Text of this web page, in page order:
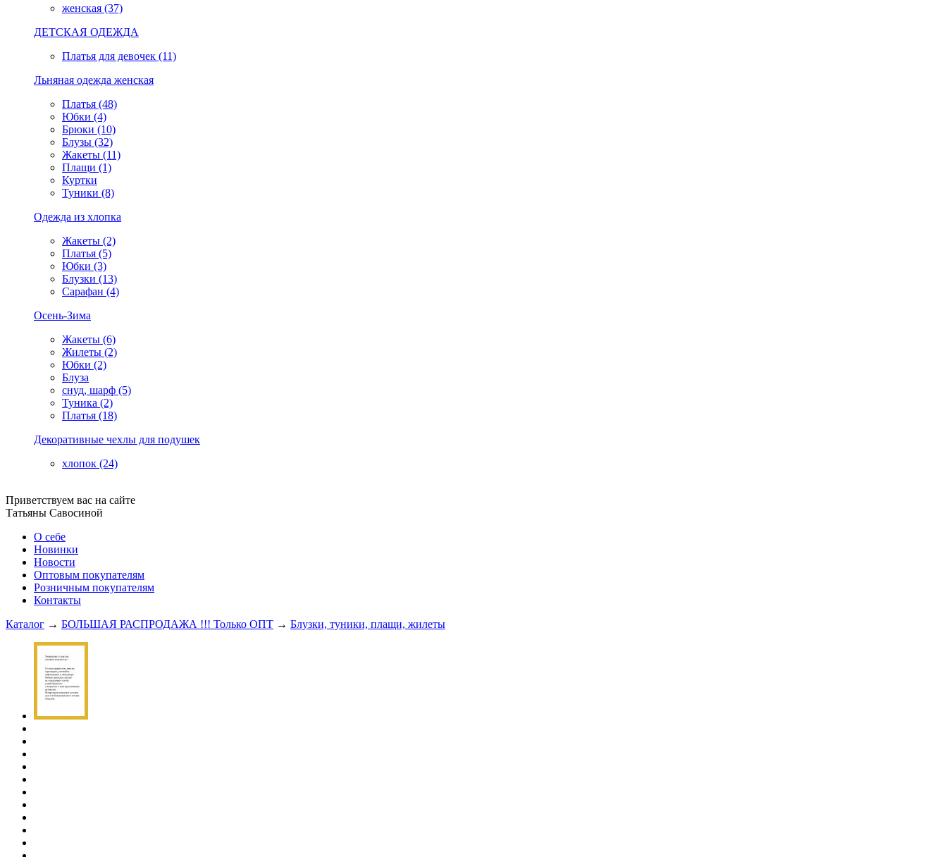
женская (37)
ДЕТСКАЯ ОДЕЖДА
Платья для девочек (11)
Льняная одежда женская
Платья (48)
Юбки (4)
Брюки (10)
Блузы (32)
Жакеты (11)
Плащи (1)
Куртки
Туники (8)
Одежда из хлопка
Жакеты (2)
Платья (5)
Юбки (3)
Блузки (13)
Сарафан (4)
Осень-Зима
Жакеты (6)
Жилеты (2)
Юбки (2)
Блуза
снуд, шарф (5)
Туника (2)
Платья (18)
Декоративные чехлы для подушек
хлопок (24)
Приветствуем вас на сайте
Татьяны Савосиной
О себе
Новинки
Новости
Оптовым покупателям
Розничным покупателям
Контакты
Каталог → БОЛЬШАЯ РАСПРОДАЖА !!! Только ОПТ → Блузки, туники, плащи, жилеты